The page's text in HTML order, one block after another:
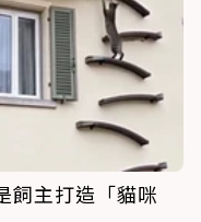
飼主打造「貓咪